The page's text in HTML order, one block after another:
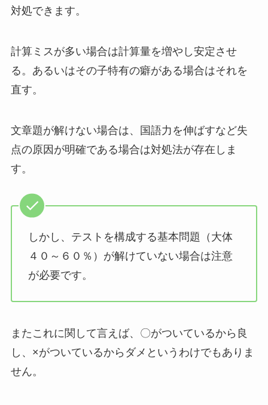
対処できます。
計算ミスが多い場合は計算量を増やし安定させ
る。あるいはその子特有の癖がある場合はそれを
直す。
文章題が解けない場合は、国語力を伸ばすなど失
点の原因が明確である場合は対処法が存在しま
す。
しかし、テストを構成する基本問題（大体
４０～６０％）が解けていない場合は注意
が必要です。
またこれに関して言えば、〇がついているから良
し、×がついているからダメというわけでもありま
せん。